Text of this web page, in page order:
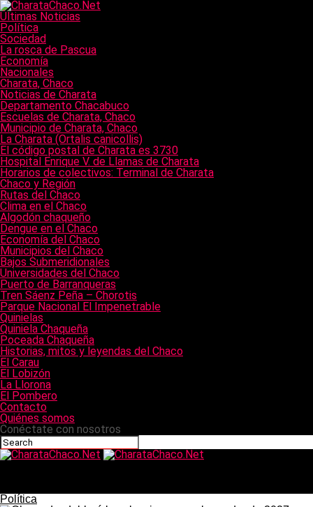
Últimas Noticias
Política
Sociedad
La rosca de Pascua
Economía
Nacionales
Charata, Chaco
Noticias de Charata
Departamento Chacabuco
Escuelas de Charata, Chaco
Municipio de Charata, Chaco
La Charata (Ortalis canicollis)
El código postal de Charata es 3730
Hospital Enrique V. de Llamas de Charata
Horarios de colectivos: Terminal de Charata
Chaco y Región
Rutas del Chaco
Clima en el Chaco
Algodón chaqueño
Dengue en el Chaco
Economía del Chaco
Municipios del Chaco
Bajos Submeridionales
Universidades del Chaco
Puerto de Barranqueras
Tren Sáenz Peña – Chorotis
Parque Nacional El Impenetrable
Quinielas
Quiniela Chaqueña
Poceada Chaqueña
Historias, mitos y leyendas del Chaco
El Carau
El Lobizón
La Llorona
El Pombero
Contacto
Quiénes somos
Conéctate con nosotros
Política